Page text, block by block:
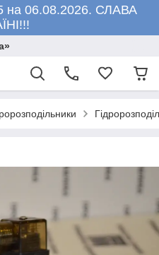
на 06.08.2026. СЛАВА